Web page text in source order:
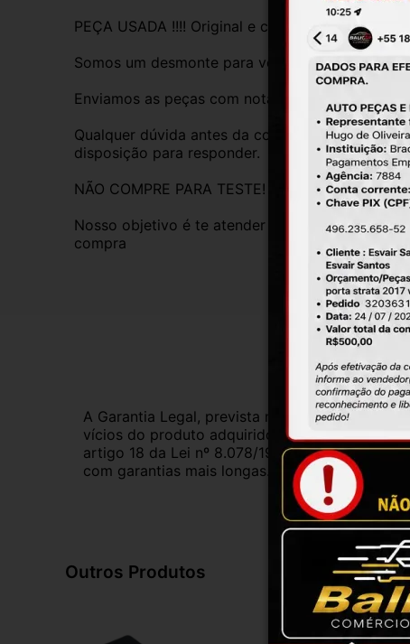
PEÇA USADA !!!! Original e com garantia
Somos um desmonte para veículos credenciado
Enviamos as peças com nota a Fiscal.
Qualquer dúvida antes da compra, fique a
disposição para responder.
NÃO COMPRE PARA TESTE!
Nosso objetivo é te atender da melhor forma
compra
A Garantia Legal, prevista no Código de
vícios do produto adquirido.Na
artigo 18 da Lei nº 8.078/1990, ou, ainda, a
com garantias mais longas. Consulte nossos
Outros Produtos